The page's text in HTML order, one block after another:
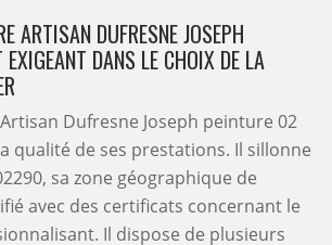
ARTISAN DUFRESNE JOSEPH
DANS LE CHOIX DE LA
Dufresne Joseph peinture 02
qualité de ses prestations. Il sillonne
sa zone géographique de
avec des certificats concernant le
Il dispose de plusieurs